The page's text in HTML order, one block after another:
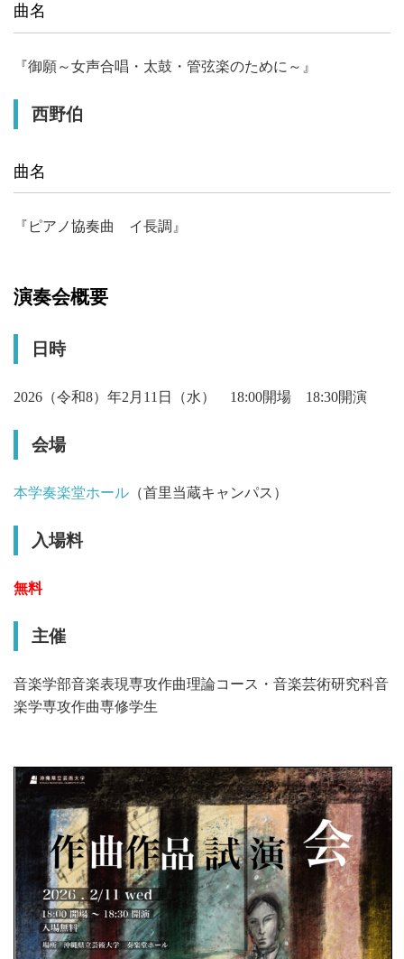
曲名
『御願～女声合唱・太鼓・管弦楽のために～』
西野伯
曲名
『ピアノ協奏曲 イ長調』
演奏会概要
日時
2026（令和8）年2月11日（水） 18:00開場 18:30開演
会場
本学奏楽堂ホール （首里当蔵キャンパス）
入場料
無料
主催
音楽学部音楽表現専攻作曲理論コース・音楽芸術研究科音
楽学専攻作曲専修学生